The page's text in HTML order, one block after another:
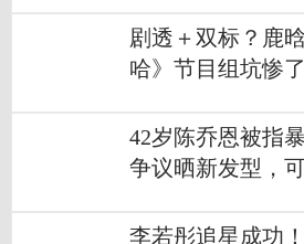
剧透＋双标？鹿
哈》节目组坑惨了
42岁陈乔恩被指
争议晒新发型，
李若彤追星成功